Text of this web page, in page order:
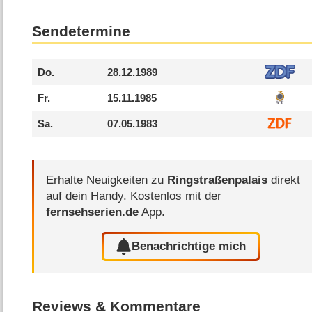
Sendetermine
Do. 28.12.1989
Fr. 15.11.1985
Sa. 07.05.1983
Erhalte Neuigkeiten zu Ringstraßenpalais direkt
auf dein Handy. Kostenlos mit der
fernsehserien.de App.
Benachrichtige mich
Reviews & Kommentare